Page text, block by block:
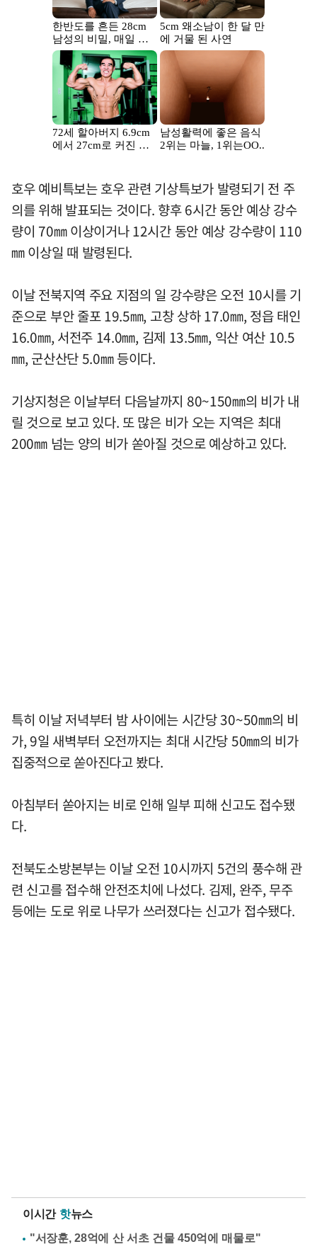
호우 예비특보는 호우 관련 기상특보가 발령되기 전 주
의를 위해 발표되는 것이다. 향후 6시간 동안 예상 강수
량이 70㎜ 이상이거나 12시간 동안 예상 강수량이 110
㎜ 이상일 때 발령된다.
이날 전북지역 주요 지점의 일 강수량은 오전 10시를 기
준으로 부안 줄포 19.5㎜, 고창 상하 17.0㎜, 정읍 태인
16.0㎜, 서전주 14.0㎜, 김제 13.5㎜, 익산 여산 10.5
㎜, 군산산단 5.0㎜ 등이다.
기상지청은 이날부터 다음날까지 80~150㎜의 비가 내
릴 것으로 보고 있다. 또 많은 비가 오는 지역은 최대
200㎜ 넘는 양의 비가 쏟아질 것으로 예상하고 있다.
특히 이날 저녁부터 밤 사이에는 시간당 30~50㎜의 비
가, 9일 새벽부터 오전까지는 최대 시간당 50㎜의 비가
집중적으로 쏟아진다고 봤다.
아침부터 쏟아지는 비로 인해 일부 피해 신고도 접수됐
다.
전북도소방본부는 이날 오전 10시까지 5건의 풍수해 관
련 신고를 접수해 안전조치에 나섰다. 김제, 완주, 무주
등에는 도로 위로 나무가 쓰러졌다는 신고가 접수됐다.
이시간 핫뉴스
"서장훈, 28억에 산 서초 건물 450억에 매물로"